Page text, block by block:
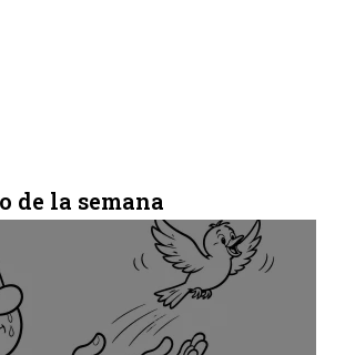
de la semana